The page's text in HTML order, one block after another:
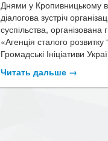
Днями у Кропивницькому
діалогова зустріч
суспільства,
«Агенція сталого
Громадські Ініціативи
Читать дальше →